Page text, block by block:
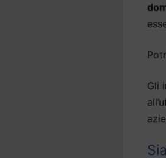
Gli